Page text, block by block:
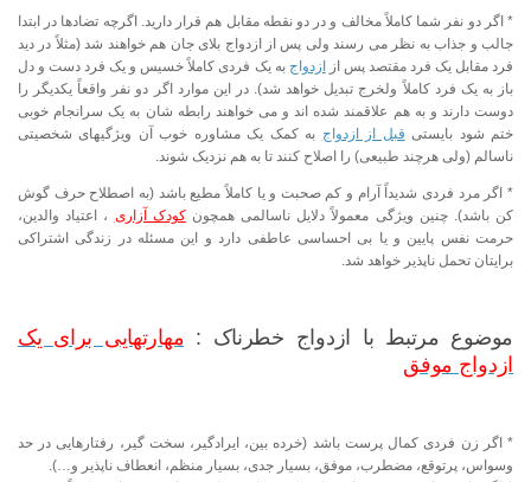
* اگر دو نفر شما کاملاً مخالف و در دو نقطه مقابل هم قرار دارید. اگرچه تضادها در ابتدا
جالب و جذاب به نظر می رسند ولی پس از ازدواج بلای جان هم خواهند شد (مثلاً‌ در دید
فرد مقابل یک فرد مقتصد پس از
ازدواج به یک فردی کاملاً خسیس و یک فرد دست و دل
باز به یک فرد کاملاً ولخرج تبدیل خواهد شد). در این موارد اگر دو نفر واقعاً یکدیگر را
دوست دارند و به هم علاقمند شده اند و می خواهند رابطه شان به یک سرانجام خوبی
ختم شود بایستی قبل از ازدواج به کمک یک مشاوره خوب آن ویژگیهای شخصیتی
ناسالم (ولی هرچند طبیعی) را اصلاح کنند تا به هم نزدیک شوند.
* اگر مرد فردی شدیداً آرام و کم صحبت و یا کاملاً مطیع باشد (به اصطلاح حرف گوش
کن باشد). چنین ویژگی معمولاً دلایل ناسالمی همچونکودک آزاری ، اعتیاد والدین،
حرمت نفس پایین و یا بی احساسی عاطفی دارد و این مسئله در زندگی اشتراکی
برایتان تحمل ناپذیر خواهد شد.
موضوع مرتبط با ازدواج خطرناک : مهارتهایی برای یک
ازدواج موفق
* اگر زن فردی کمال پرست باشد (خرده بین، ایرادگیر، سخت گیر، رفتارهایی در حد
وسواس، پرتوقع، مضطرب، موفق، بسیار جدی، بسیار منظم، انعطاف ناپذیر و…).